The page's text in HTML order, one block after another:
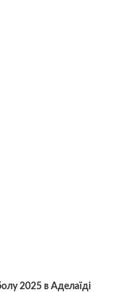
2025 в Аделаїді